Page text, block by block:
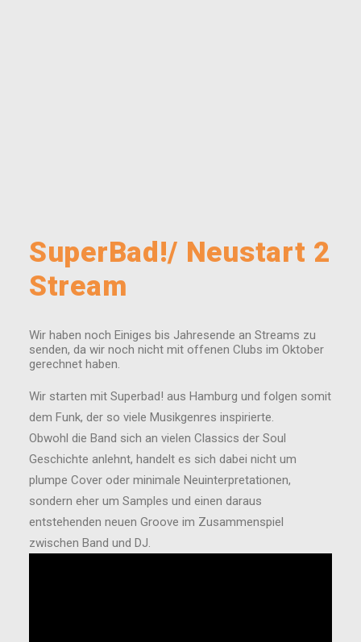
SuperBad!/ Neustart 2
Stream
Wir haben noch Einiges bis Jahresende an Streams zu
senden, da wir noch nicht mit offenen Clubs im Oktober
gerechnet haben.
Wir starten mit Superbad! aus Hamburg und folgen somit
dem Funk, der so viele Musikgenres inspirierte.
Obwohl die Band sich an vielen Classics der Soul
Geschichte anlehnt, handelt es sich dabei nicht um
plumpe Cover oder minimale Neuinterpretationen,
sondern eher um Samples und einen daraus
entstehenden neuen Groove im Zusammenspiel
zwischen Band und DJ.